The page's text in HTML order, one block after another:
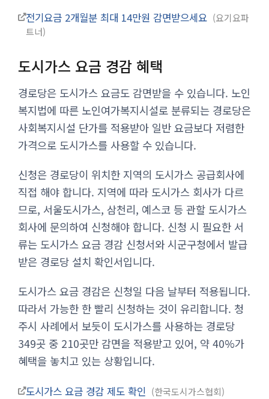
전기요금 2개월분 최대 14만원 감면받으세요
요기요파
트너
도시가스 요금 경감 혜택
경로당은 도시가스 요금도 감면받을 수 있습니다. 노인
복지법에 따른 노인여가복지시설로 분류되는 경로당은
사회복지시설 단가를 적용받아 일반 요금보다 저렴한
가격으로 도시가스를 사용할 수 있습니다.
신청은 경로당이 위치한 지역의 도시가스 공급회사에
직접 해야 합니다. 지역에 따라 도시가스 회사가 다르
므로, 서울도시가스, 삼천리, 예스코 등 관할 도시가스
회사에 문의하여 신청해야 합니다. 신청 시 필요한 서
류는 도시가스 요금 경감 신청서와 시군구청에서 발급
받은 경로당 설치 확인서입니다.
도시가스 요금 경감은 신청일 다음 날부터 적용됩니다.
따라서 가능한 한 빨리 신청하는 것이 유리합니다. 청
주시 사례에서 보듯이 도시가스를 사용하는 경로당
349곳 중 210곳만 감면을 적용받고 있어, 약 40%가
혜택을 놓치고 있는 상황입니다.
도시가스 요금 경감 제도 확인 한국도시가스협회